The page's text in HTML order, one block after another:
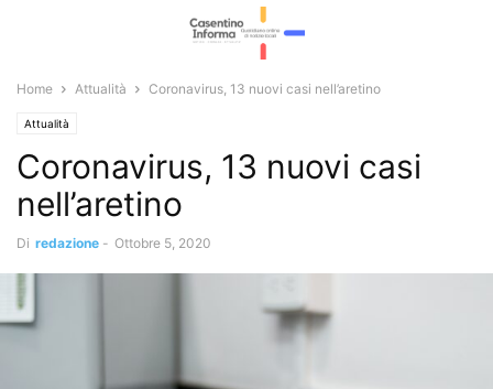
Home Attualità Coronavirus, 13 nuovi casi nell’aretino
Attualità
Coronavirus, 13 nuovi casi
nell’aretino
Di redazione - Ottobre 5, 2020